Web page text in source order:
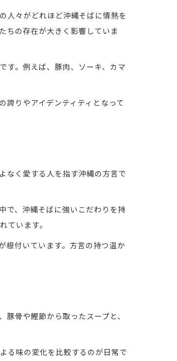
人々がどれほど沖縄そばに情熱を
ちの存在が大きく影響していま
す。例えば、豚肉、ソーキ、カマ
誇りやアイデンティティとなって
なく愛する人を指す沖縄の方言で
で、沖縄そばに強いこだわりを持
ています。
根付いています。方言の持つ温か
骨や鰹節から取ったスープと、
る味の変化を比較するのが日常で